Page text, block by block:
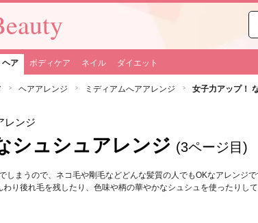
ヘア ボディケア ネイル ダイエット
ヘアアレンジ ミディアムへアアレンジ 女子力アップ！
レンジ
シュシュアレンジ (3ページ目)
しまうので、ネコ毛や剛毛などどんな髪質の人でもOKなアレンジ
り後れ毛を残したり、色味や柄の華やかなシュシュを使ったりし